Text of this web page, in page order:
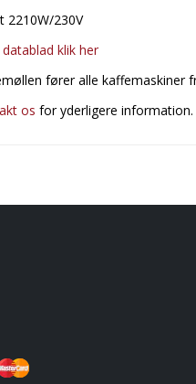
2210W/230V
klik her
fører alle kaffemaskiner
os for yderligere information.